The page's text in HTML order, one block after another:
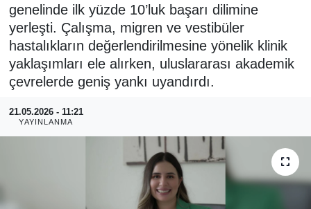
genelinde ilk yüzde 10’luk başarı dilimine
yerleşti. Çalışma, migren ve vestibüler
hastalıkların değerlendirilmesine yönelik klinik
yaklaşımları ele alırken, uluslararası akademik
çevrelerde geniş yankı uyandırdı.
21.05.2026 - 11:21
YAYINLANMA